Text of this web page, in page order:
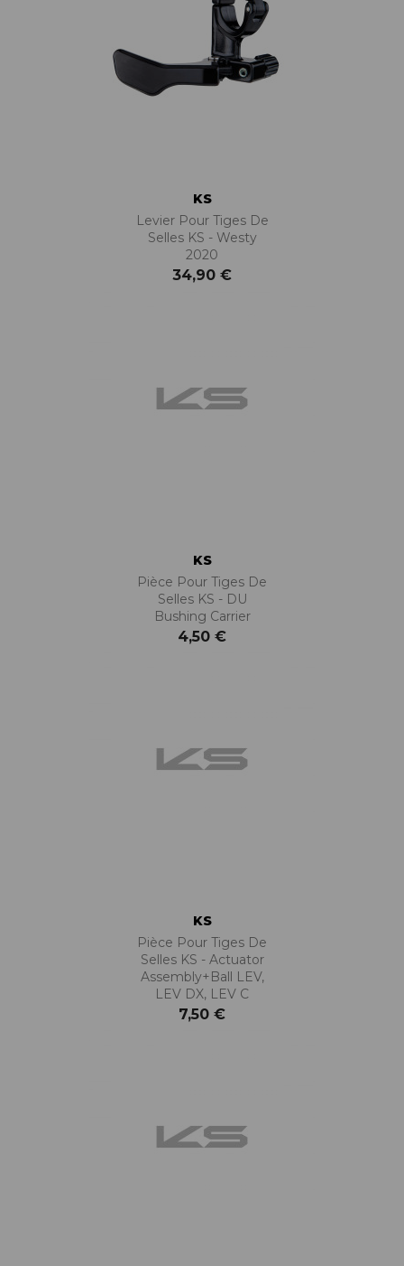
KS
Levier Pour Tiges De
Selles KS - Westy
2020
34,90 €
KS
Pièce Pour Tiges De
Selles KS - DU
Bushing Carrier
4,50 €
KS
Pièce Pour Tiges De
Selles KS - Actuator
Assembly+ball LEV,
LEV DX, LEV C
7,50 €